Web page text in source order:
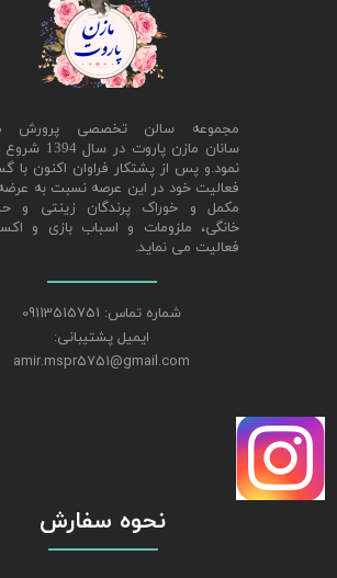
مجموعه سالن تخصصی پرورش
سانان مازن پاروت در
نمود.و پس از پشتکار فراوان اکنون با
فعالیت خود در این عرصه نسبت به عرضه
مکمل و خوراک پرندگان زینتی و
خانگی، ملزومات و اسباب بازی و
فعالیت می نماید.
شماره تماس: 09113515751
ایمیل پشتیبانی:
amir.mspr5751@gmail.com
نحوه سفارش